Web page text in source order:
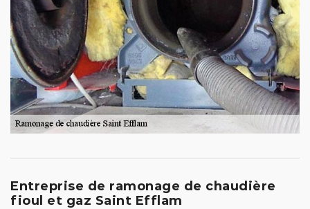
Entreprise de ramonage de chaudière
fioul et gaz Saint Efflam